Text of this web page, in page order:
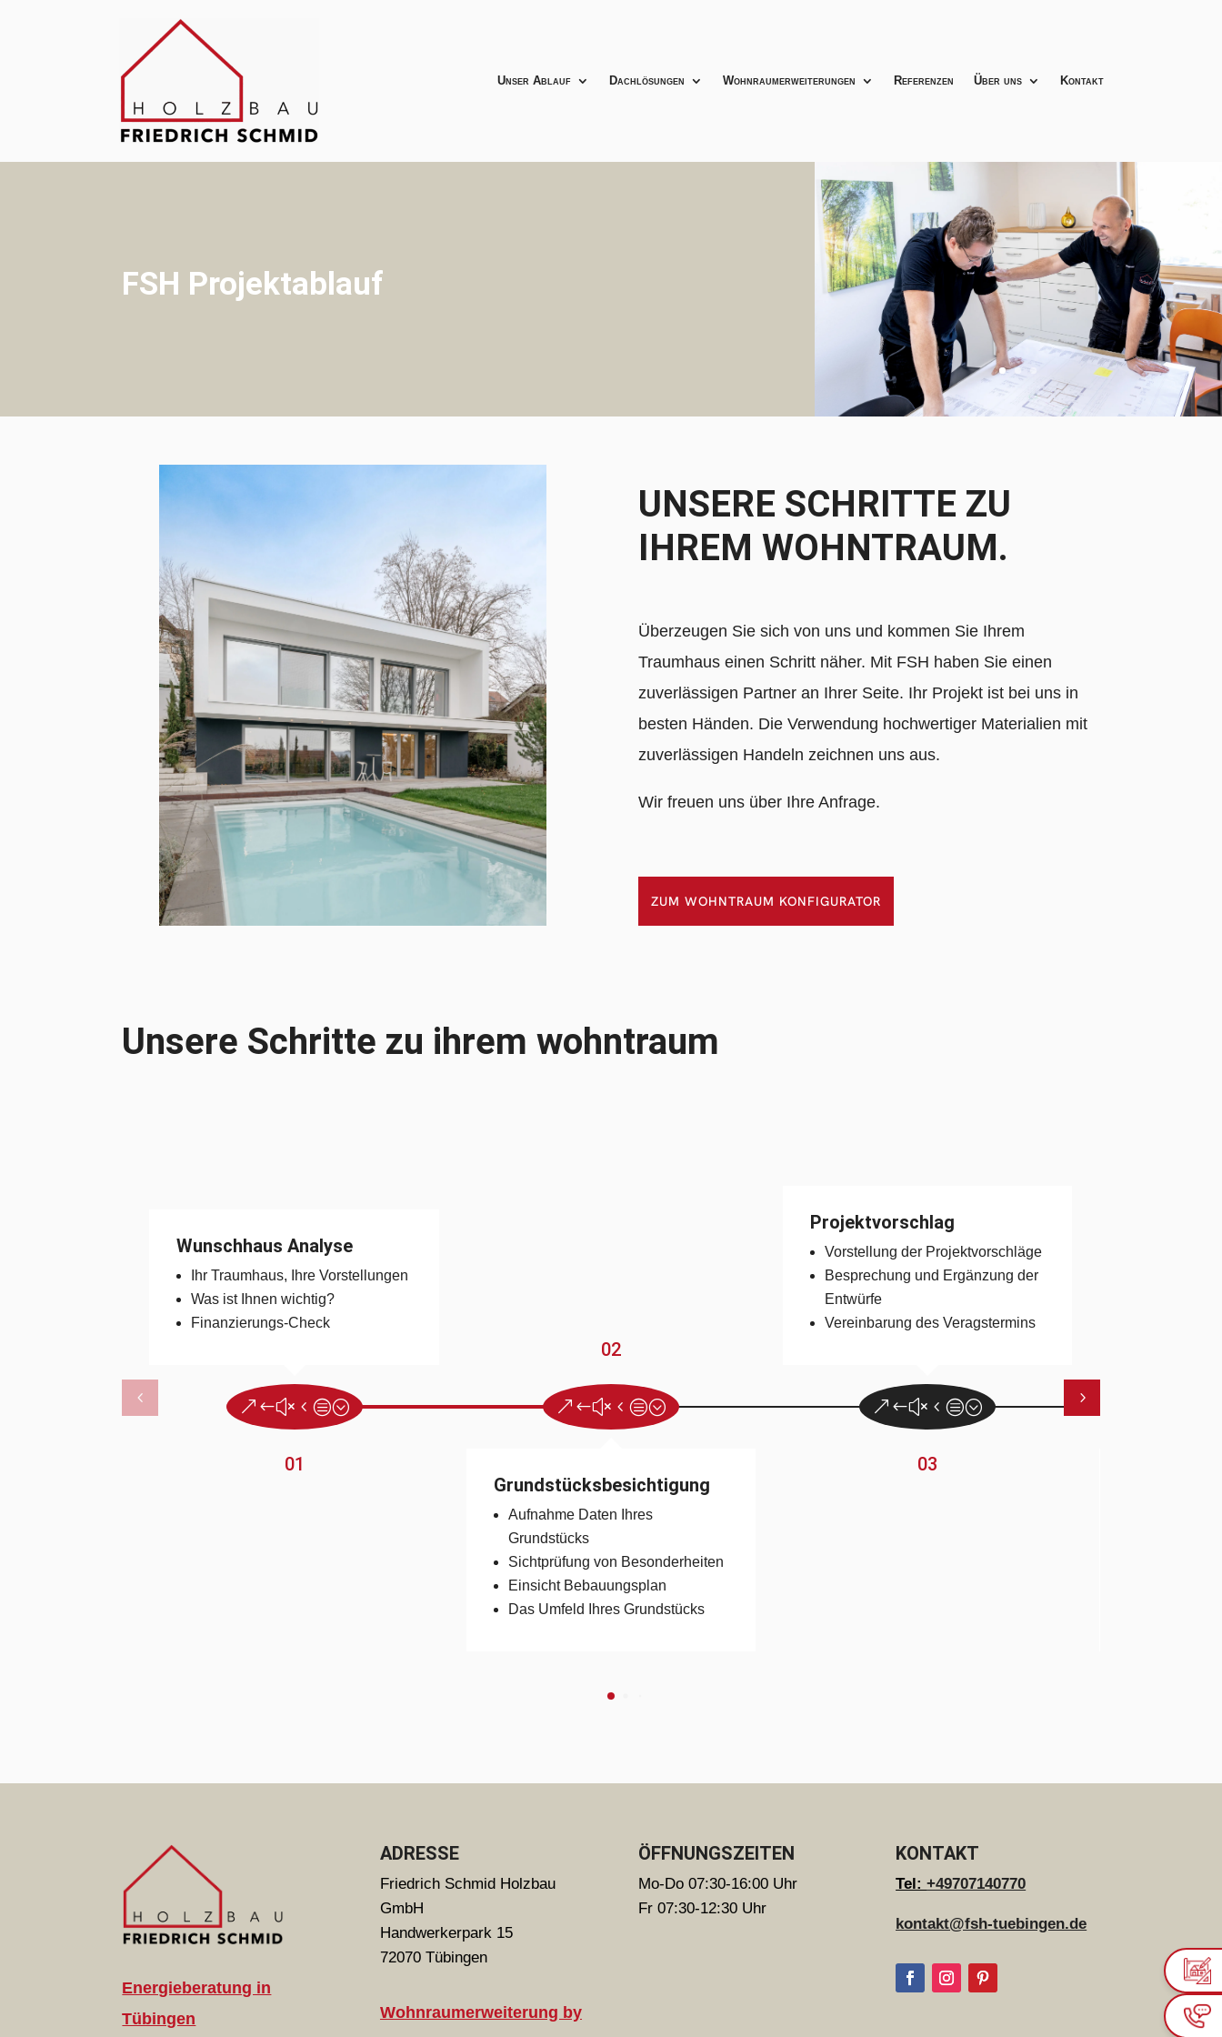
Unser Ablauf Dachlösungen Wohnraumerweiterungen Referenzen Über uns Kontakt
FSH Projektablauf
UNSERE SCHRITTE ZU
IHREM WOHNTRAUM.
Überzeugen Sie sich von uns und kommen Sie Ihrem
Traumhaus einen Schritt näher. Mit FSH haben Sie einen
zuverlässigen Partner an Ihrer Seite. Ihr Projekt ist bei uns in
besten Händen. Die Verwendung hochwertiger Materialien mit
zuverlässigen Handeln zeichnen uns aus.
Wir freuen uns über Ihre Anfrage.
ZUM WOHNTRAUM KONFIGURATOR
Unsere Schritte zu ihrem wohntraum
01
Wunschhaus Analyse
Ihr Traumhaus, Ihre Vorstellungen
Was ist Ihnen wichtig?
Finanzierungs-Check
02
Grundstücksbesichtigung
Aufnahme Daten Ihres
Grundstücks
Sichtprüfung von Besonderheiten
Einsicht Bebauungsplan
Das Umfeld Ihres Grundstücks
03
Projektvorschlag
Vorstellung der Projektvorschläge
Besprechung und Ergänzung der
Entwürfe
Vereinbarung des Veragstermins
Energieberatung in
Tübingen
ADRESSE
Friedrich Schmid Holzbau
GmbH
Handwerkerpark 15
72070 Tübingen
Wohnraumerweiterung by
ÖFFNUNGSZEITEN
Mo-Do 07:30-16:00 Uhr
Fr 07:30-12:30 Uhr
KONTAKT
Tel:+49707140770
kontakt@fsh-tuebingen.de